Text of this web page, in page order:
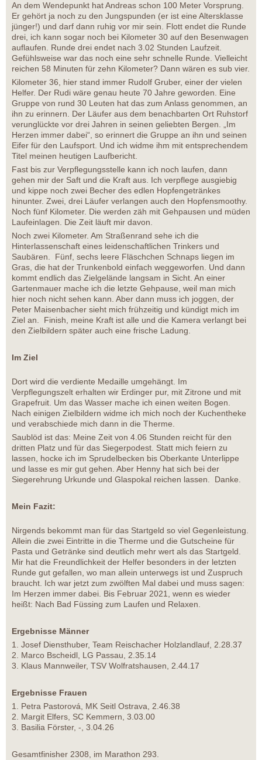
An dem Wendepunkt hat Andreas schon 100 Meter Vorsprung.
Er gehört ja noch zu den Jungspunden (er ist eine Altersklasse
jünger!) und darf dann ruhig vor mir sein. Flott endet die Runde
drei, ich kann sogar noch bei Kilometer 30 auf den Besenwagen
auflaufen. Runde drei endet nach 3.02 Stunden Laufzeit.
Gefühlsweise war das noch eine sehr schnelle Runde. Vielleicht
reichen 58 Minuten für zehn Kilometer? Dann wären es sub vier.
Kilometer 36, hier stand immer Rudolf Gruber, einer der vielen
Helfer. Der Rudi wäre genau heute 70 Jahre geworden. Eine
Gruppe von rund 30 Leuten hat das zum Anlass genommen, an
ihn zu erinnern. Der Läufer aus dem benachbarten Ort Ruhstorf
verunglückte vor drei Jahren in seinen geliebten Bergen. „Im
Herzen immer dabei“, so erinnert die Gruppe an ihn und seinen
Eifer für den Laufsport. Und ich widme ihm mit entsprechendem
Titel meinen heutigen Laufbericht.
Fast bis zur Verpflegungsstelle kann ich noch laufen, dann
gehen mir der Saft und die Kraft aus. Ich verpflege ausgiebig
und kippe noch zwei Becher des edlen Hopfengetränkes
hinunter. Zwei, drei Läufer verlangen auch den Hopfensmoothy.
Noch fünf Kilometer. Die werden zäh mit Gehpausen und müden
Laufeinlagen. Die Zeit läuft mir davon.
Noch zwei Kilometer. Am Straßenrand sehe ich die
Hinterlassenschaft eines leidenschaftlichen Trinkers und
Saubären. Fünf, sechs leere Fläschchen Schnaps liegen im
Gras, die hat der Trunkenbold einfach weggeworfen. Und dann
kommt endlich das Zielgelände langsam in Sicht. An einer
Gartenmauer mache ich die letzte Gehpause, weil man mich
hier noch nicht sehen kann. Aber dann muss ich joggen, der
Peter Maisenbacher sieht mich frühzeitig und kündigt mich im
Ziel an. Finish, meine Kraft ist alle und die Kamera verlangt bei
den Zielbildern später auch eine frische Ladung.
Im Ziel
Dort wird die verdiente Medaille umgehängt. Im
Verpflegungszelt erhalten wir Erdinger pur, mit Zitrone und mit
Grapefruit. Um das Wasser mache ich einen weiten Bogen.
Nach einigen Zielbildern widme ich mich noch der Kuchentheke
und verabschiede mich dann in die Therme.
Saublöd ist das: Meine Zeit von 4.06 Stunden reicht für den
dritten Platz und für das Siegerpodest. Statt mich feiern zu
lassen, hocke ich im Sprudelbecken bis Oberkante Unterlippe
und lasse es mir gut gehen. Aber Henny hat sich bei der
Siegerehrung Urkunde und Glaspokal reichen lassen. Danke.
Mein Fazit:
Nirgends bekommt man für das Startgeld so viel Gegenleistung.
Allein die zwei Eintritte in die Therme und die Gutscheine für
Pasta und Getränke sind deutlich mehr wert als das Startgeld.
Mir hat die Freundlichkeit der Helfer besonders in der letzten
Runde gut gefallen, wo man allein unterwegs ist und Zuspruch
braucht. Ich war jetzt zum zwölften Mal dabei und muss sagen:
Im Herzen immer dabei. Bis Februar 2021, wenn es wieder
heißt: Nach Bad Füssing zum Laufen und Relaxen.
Ergebnisse Männer
1. Josef Diensthuber, Team Reischacher Holzlandlauf, 2.28.37
2. Marco Bscheidl, LG Passau, 2.35.14
3. Klaus Mannweiler, TSV Wolfratshausen, 2.44.17
Ergebnisse Frauen
1. Petra Pastorová, MK Seitl Ostrava, 2.46.38
2. Margit Elfers, SC Kemmern, 3.03.00
3. Basilia Förster, -, 3.04.26
Gesamtfinisher 2308, im Marathon 293.